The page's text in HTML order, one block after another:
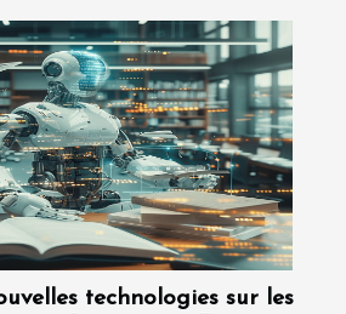
technologies sur les